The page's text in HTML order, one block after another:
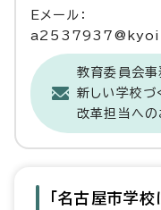
Eメール：
教育委員会事
新しい学校づ
改革担当へ
「名古屋市学